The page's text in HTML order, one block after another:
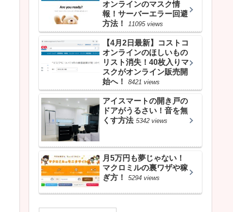
オンラインのマスク情
報！サーバーエラー回避
方法！
11095 views
【4月2日最新】コストコ
オンラインのほしいもの
リスト消失！40枚入りマ
スクがオンライン販売開
始へ！
8421 views
アイスマートの開き戸の
ドアがうるさい！音を無
くす方法 5342 views
月5万円も夢じゃない！
マクロミルの裏ワザや稼
ぎ方！
5294 views